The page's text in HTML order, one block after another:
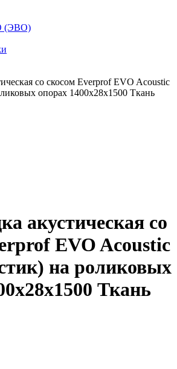
(ЭВО)
со скосом Everprof EVO Acoustic
опорах 1400х28х1500 Ткань
акустическая со
EVO Acoustic
на роликовых
Ткань